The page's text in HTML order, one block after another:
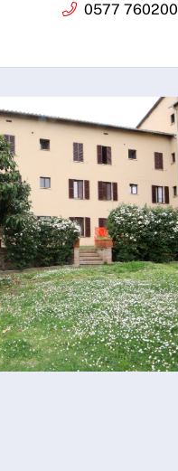
0577 760200